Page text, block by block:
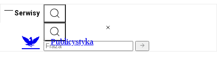
Serwisy
Publicystyka